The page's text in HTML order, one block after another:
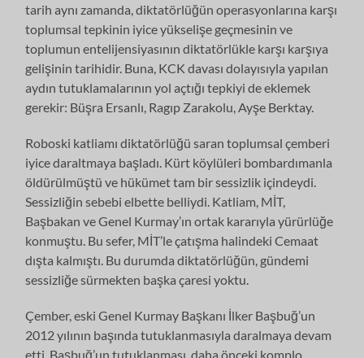
tarih aynı zamanda, diktatörlüğün operasyonlarına karşı
toplumsal tepkinin iyice yükselişe geçmesinin ve
toplumun entelijensiyasının diktatörlükle karşı karşıya
gelişinin tarihidir. Buna, KCK davası dolayısıyla yapılan
aydın tutuklamalarının yol açtığı tepkiyi de eklemek
gerekir: Büşra Ersanlı, Ragıp Zarakolu, Ayşe Berktay.
Roboski katliamı diktatörlüğü saran toplumsal çemberi
iyice daraltmaya başladı. Kürt köylüleri bombardımanla
öldürülmüştü ve hükümet tam bir sessizlik içindeydi.
Sessizliğin sebebi elbette belliydi. Katliam, MİT,
Başbakan ve Genel Kurmay’ın ortak kararıyla yürürlüğe
konmuştu. Bu sefer, MİT’le çatışma halindeki Cemaat
dışta kalmıştı. Bu durumda diktatörlüğün, gündemi
sessizliğe sürmekten başka çaresi yoktu.
Çember, eski Genel Kurmay Başkanı İlker Başbuğ’un
2012 yılının başında tutuklanmasıyla daralmaya devam
etti. Başbuğ’un tutuklanması, daha önceki komplo